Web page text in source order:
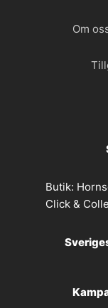
Om
Butik:
Click &